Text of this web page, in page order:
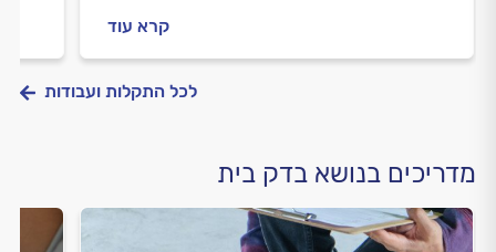
קרא עוד
לכל התקלות ועבודות
מדריכים בנושא בדק בית